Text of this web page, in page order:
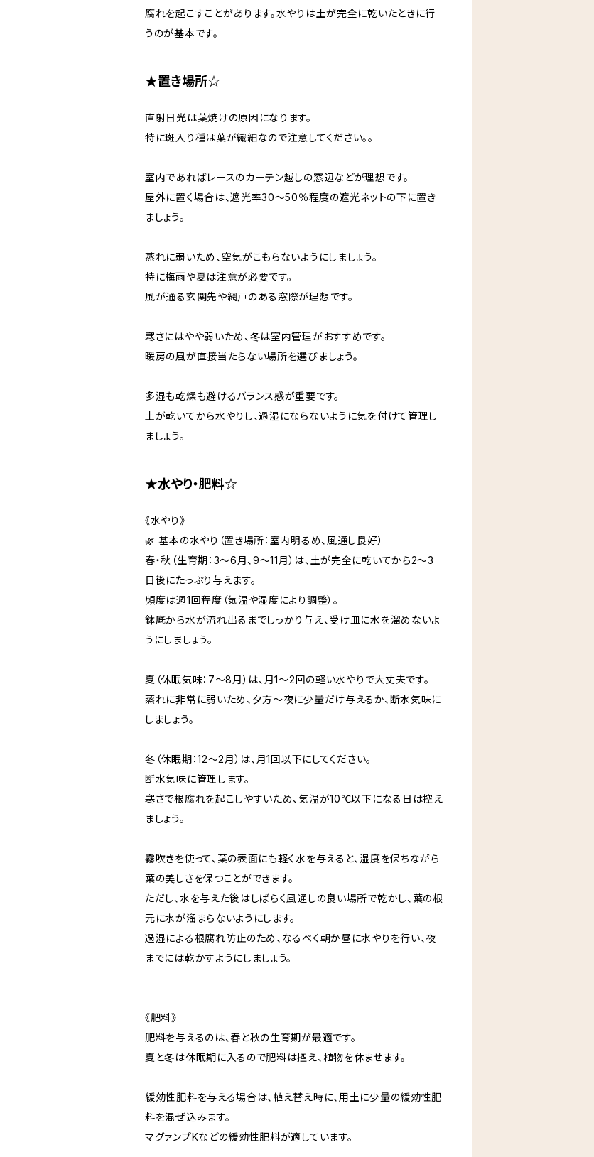
腐れを起こすことがあります。水やりは土が完全に乾いたときに行
うのが基本です。
★置き場所☆
直射日光は葉焼けの原因になります。
特に斑入り種は葉が繊細なので注意してください。。
室内であればレースのカーテン越しの窓辺などが理想です。
屋外に置く場合は、遮光率30〜50％程度の遮光ネットの下に置き
ましょう。
蒸れに弱いため、空気がこもらないようにしましょう。
特に梅雨や夏は注意が必要です。
風が通る玄関先や網戸のある窓際が理想です。
寒さにはやや弱いため、冬は室内管理がおすすめです。
暖房の風が直接当たらない場所を選びましょう。
多湿も乾燥も避けるバランス感が重要です。
土が乾いてから水やりし、過湿にならないように気を付けて管理し
ましょう。
★水やり・肥料☆
《水やり》
🌿 基本の水やり（置き場所：室内明るめ、風通し良好）
春・秋（生育期：3〜6月、9〜11月）は、土が完全に乾いてから2〜3
日後にたっぷり与えます。
頻度は週1回程度（気温や湿度により調整）。
鉢底から水が流れ出るまでしっかり与え、受け皿に水を溜めないよ
うにしましょう。
夏（休眠気味：7〜8月）は、月1〜2回の軽い水やりで大丈夫です。
蒸れに非常に弱いため、夕方〜夜に少量だけ与えるか、断水気味に
しましょう。
冬（休眠期：12〜2月）は、月1回以下にしてください。
断水気味に管理します。
寒さで根腐れを起こしやすいため、気温が10℃以下になる日は控え
ましょう。
霧吹きを使って、葉の表面にも軽く水を与えると、湿度を保ちながら
葉の美しさを保つことができます。
ただし、水を与えた後はしばらく風通しの良い場所で乾かし、葉の根
元に水が溜まらないようにします。
過湿による根腐れ防止のため、なるべく朝か昼に水やりを行い、夜
までには乾かすようにしましょう。
《肥料》
肥料を与えるのは、春と秋の生育期​が最適です。
夏と冬は休眠期に入るので​肥料は控え、植物を休ませます。
緩効性肥料を与える場合は、植え替え時に、用土に少量の緩効性肥
料を混ぜ込みます。
マグァンプKなどの緩効性肥料が適しています。